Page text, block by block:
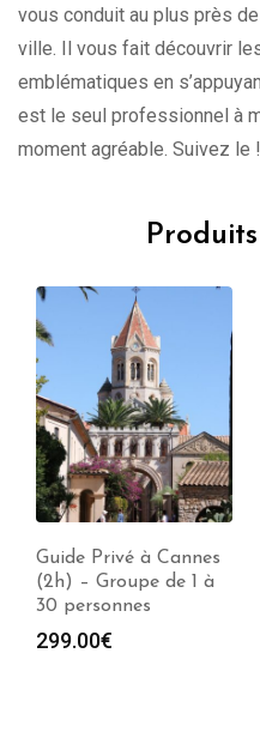
vous conduit au plus près
ville. Il vous fait découvrir
emblématiques en
est le seul professionnel à
moment agréable. Suivez le !
Guide Privé à Cannes
(2h) – Groupe de 1 à
30 personnes
299.00€